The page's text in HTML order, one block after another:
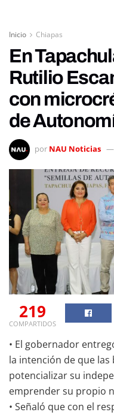
Inicio Chiapas
En
Rutilio
con
de
por NAU Noticias
219
COMPARTIDOS
• El gobernador
la intención de que
potencializar su
emprender su propio
• Señaló que con el